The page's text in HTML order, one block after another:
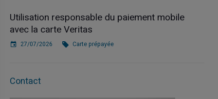
Utilisation responsable du paiement mobile
avec la carte Veritas
27/07/2026 Carte prépayée
Contact